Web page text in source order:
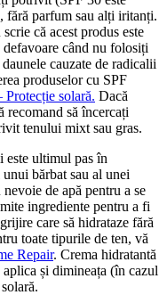
fără parfum sau alți iritanți.
că acest produs este
defavoare când nu folosiți
cauzate de radicalii
produselor cu SPF
solară. Dacă
recomand să încercați
tenului mixt sau gras.
este ultimul pas în
bărbat sau al unei
de apă pentru a se
ingrediente pentru a fi
care să hidrataze fără
toate tipurile de ten, vă
Repair. Crema hidratantă
aplica și dimineața (în cazul